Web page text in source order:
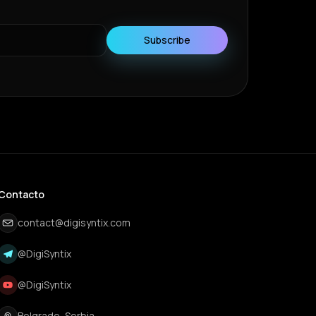
Subscribe
contact@digisyntix.com
@DigiSyntix
@DigiSyntix